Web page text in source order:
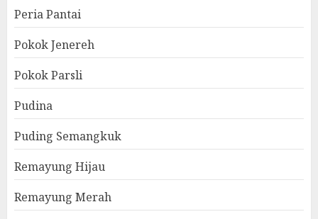
Peria Pantai
Pokok Jenereh
Pokok Parsli
Pudina
Puding Semangkuk
Remayung Hijau
Remayung Merah